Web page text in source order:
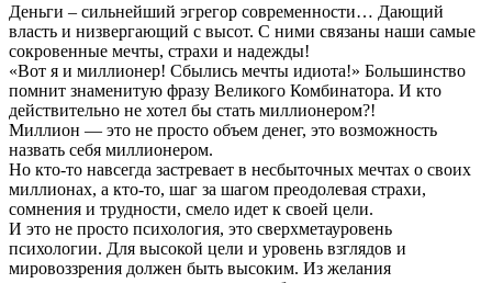
Деньги – сильнейший эгрегор современности… Дающий
власть и низвергающий с высот. С ними связаны наши самые
сокровенные мечты, страхи и надежды!
«Вот я и миллионер! Сбылись мечты идиота!» Большинство
помнит знаменитую фразу Великого Комбинатора. И кто
действительно не хотел бы стать миллионером?!
Миллион — это не просто объем денег, это возможность
назвать себя миллионером.
Но кто-то навсегда застревает в несбыточных мечтах о своих
миллионах, а кто-то, шаг за шагом преодолевая страхи,
сомнения и трудности, смело идет к своей цели.
И это не просто психология, это сверхметауровень
психологии. Для высокой цели и уровень взглядов и
мировоззрения должен быть высоким. Из желания